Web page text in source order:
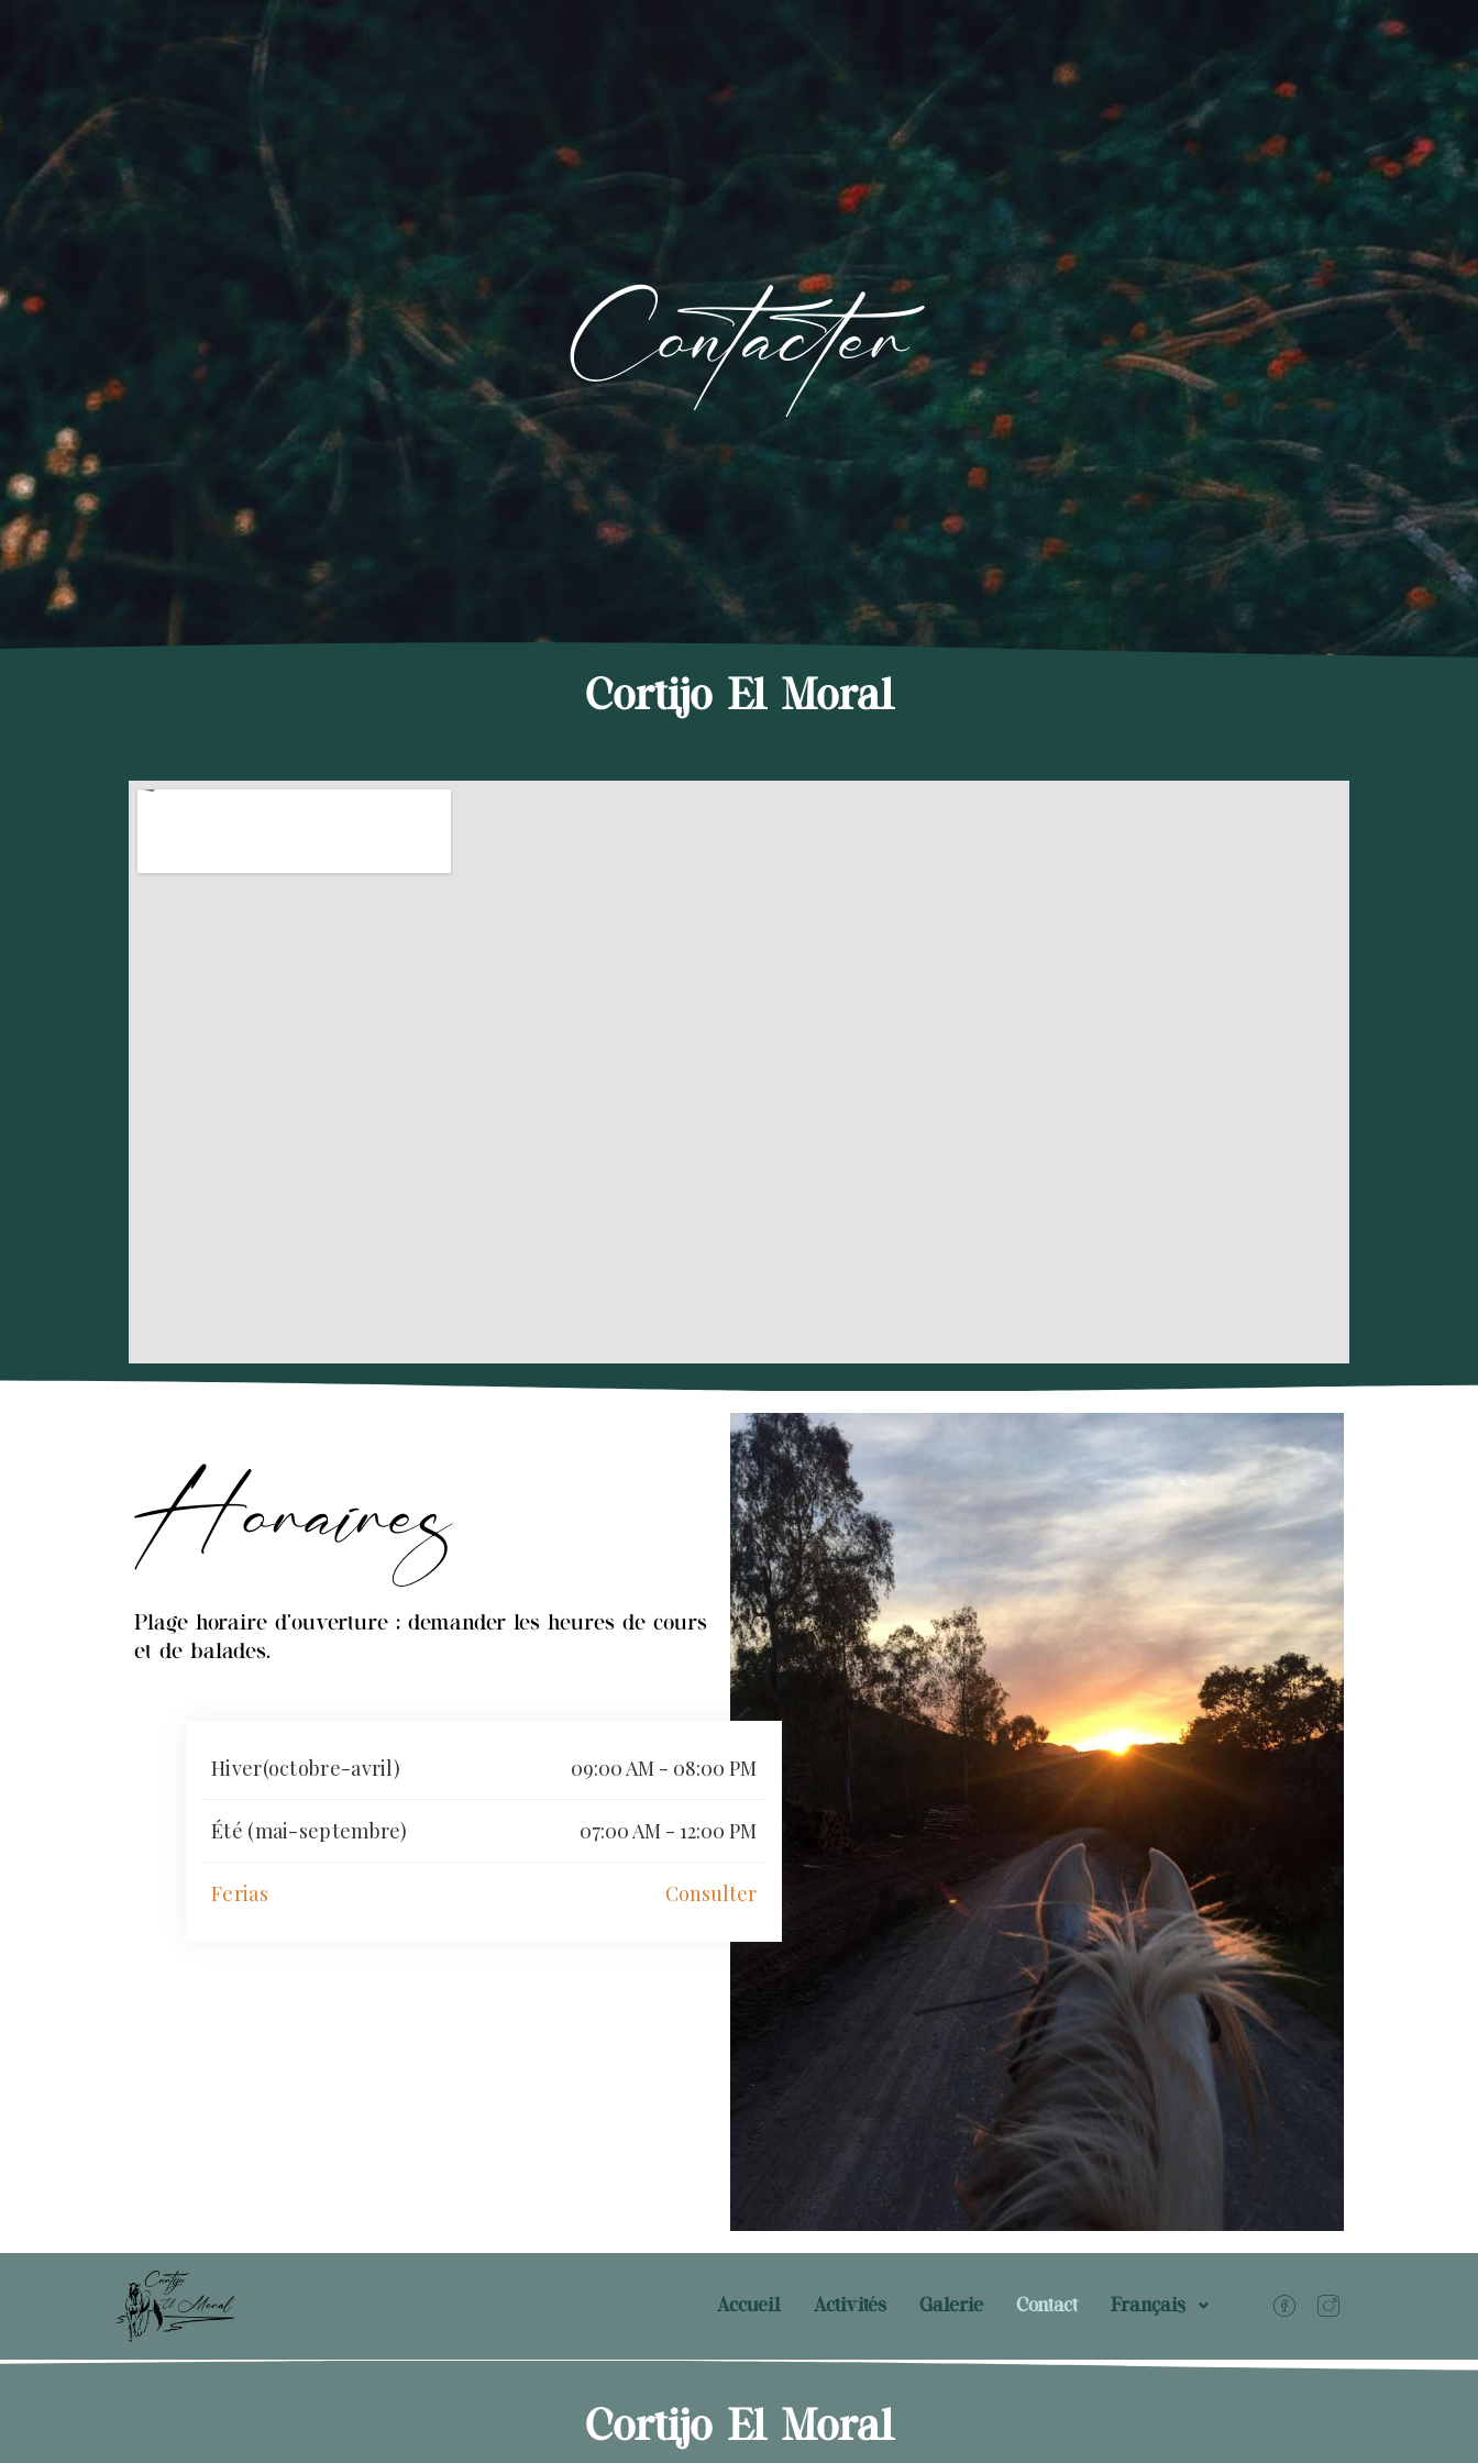
Contacter
Cortijo El Moral
Horaires
Plage horaire d'ouverture ; demander les heures de cours
et de balades.
Hiver(octobre-avril) 09:00 AM - 08:00 PM
Été (mai-septembre) 07:00 AM - 12:00 PM
Ferias Consulter
Accueil Activités Galerie Contact Français
Cortijo El Moral